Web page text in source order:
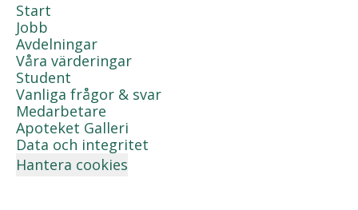
Start
Jobb
Avdelningar
Våra värderingar
Student
Vanliga frågor & svar
Medarbetare
Apoteket Galleri
Data och integritet
Hantera cookies